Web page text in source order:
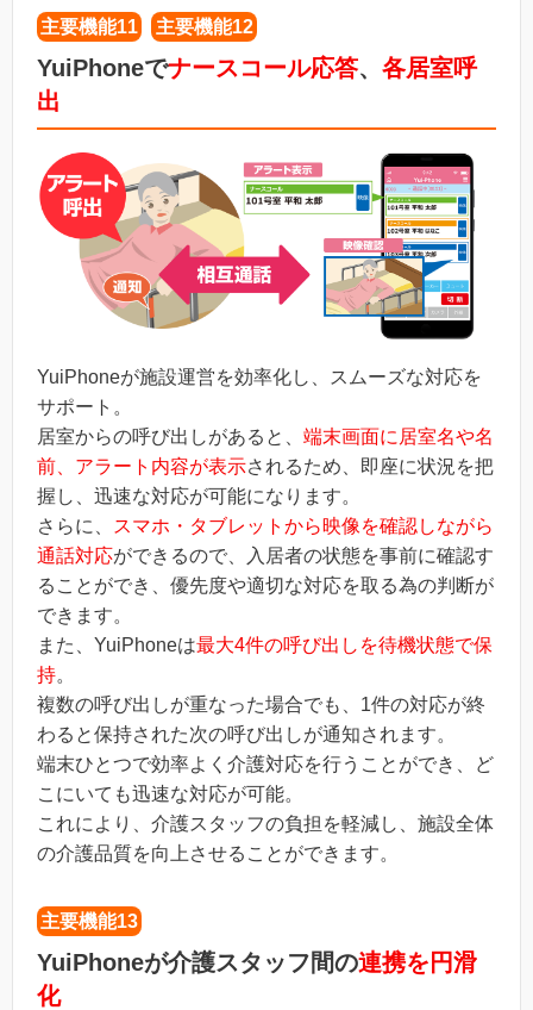
主要機能11 主要機能12
YuiPhoneでナースコール応答、 各居室呼
出
YuiPhoneが施設運営を効率化し、スムーズな対応を
サポート。
居室からの呼び出しがあると、 端末画面に居室名や名
前、アラート内容が表示されるため、即座に状況を把
握し、迅速な対応が可能になります。
さらに、
スマホ・タブレットから映像を確認しながら
通話対応ができるので、入居者の状態を事前に確認す
ることができ、優先度や適切な対応を取る為の判断が
できます。
また、YuiPhoneは最大4件の呼び出しを待機状態で保
持。
複数の呼び出しが重なった場合でも、1件の対応が終
わると保持された次の呼び出しが通知されます。
端末ひとつで効率よく介護対応を行うことができ、ど
こにいても迅速な対応が可能。
これにより、介護スタッフの負担を軽減し、施設全体
の介護品質を向上させることができます。
主要機能13
YuiPhoneが介護スタッフ間の連携を円滑
化